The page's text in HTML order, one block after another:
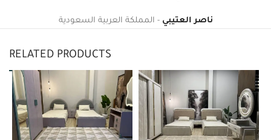
ناصر العتيبي المملكة العربية السعودية
RELATED PRODUCTS